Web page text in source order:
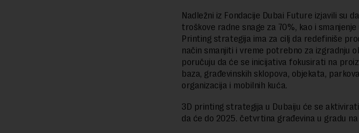
Nadležni iz Fondacije Dubai Future izjavili su
troškove radne snage za 70%, kao i
Printing strategija ima za cilj da redefiniše
način smanjiti i vreme potrebno za izgradnju
poručuju da će se inicijativa fokusirati na
baza, građevinskih sklopova, objekata,
organizacija i mobilnih kuća.
3D printing strategija u Dubaiju će se
da će do 2025. četvrtina građevina u gradu